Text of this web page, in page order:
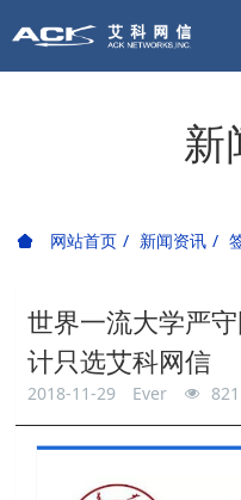
新
网站首页 新闻资讯
世界一流大学严
计只选艾科网信
2018-11-29 Ever 821